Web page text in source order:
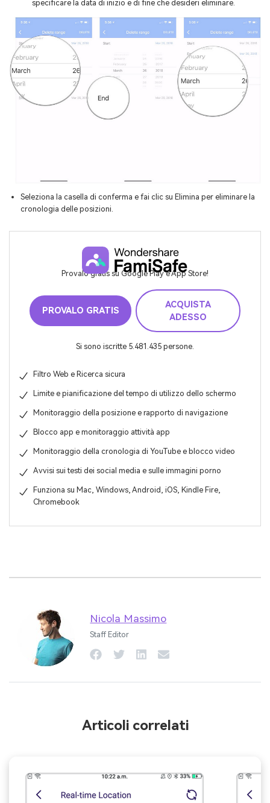
specificare la data di inizio e di fine che desideri eliminare.
Seleziona la casella di conferma e fai clic su Elimina per eliminare la
cronologia delle posizioni.
Provalo gratis su Google Play e App Store!
PROVALO GRATIS
ACQUISTA
ADESSO
Si sono iscritte 5.481.435 persone.
Filtro Web e Ricerca sicura
Limite e pianificazione del tempo di utilizzo dello schermo
Monitoraggio della posizione e rapporto di navigazione
Blocco app e monitoraggio attività app
Monitoraggio della cronologia di YouTube e blocco video
Avvisi sui testi dei social media e sulle immagini porno
Funziona su Mac, Windows, Android, iOS, Kindle Fire,
Chromebook
Nicola Massimo
Staff Editor
Articoli correlati